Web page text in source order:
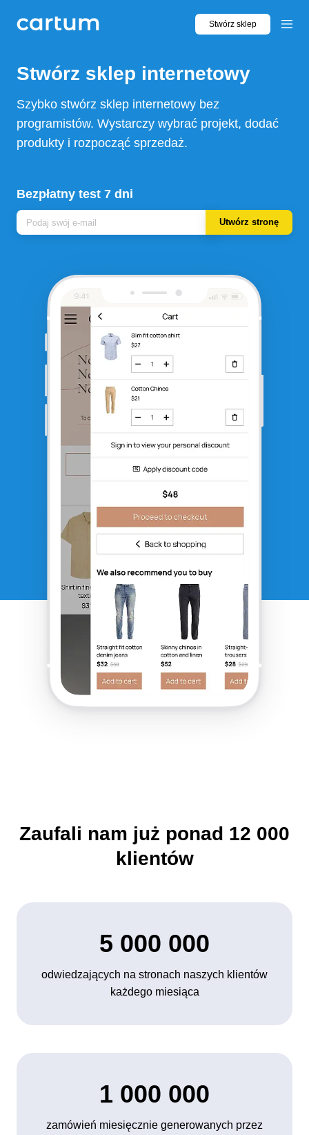
Stwórz sklep
Stwórz sklep internetowy
Szybko stwórz sklep internetowy bez
programistów. Wystarczy wybrać projekt, dodać
produkty i rozpocząć sprzedaż.
Bezpłatny test 7 dni
Utwórz stronę
Zaufali nam już ponad 12 000
klientów
5 000 000
odwiedzających na stronach naszych klientów
każdego miesiąca
1 000 000
zamówień miesięcznie generowanych przez